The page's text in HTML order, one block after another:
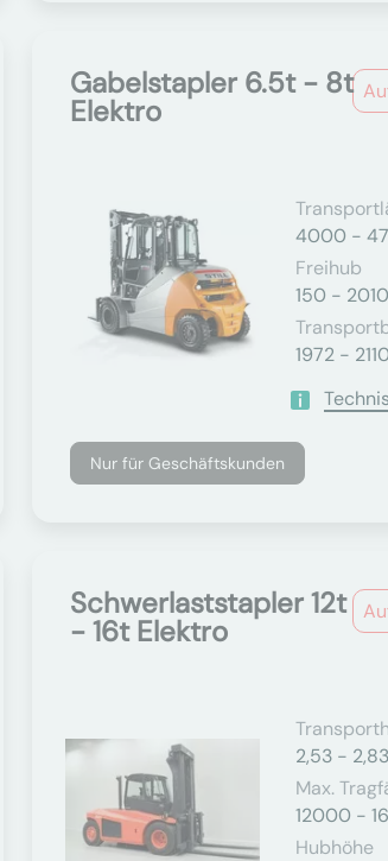
Gabelstapler 6.5t - 8t
Elektro
4000 -
Freihub
150 -
1972 -
Nur für Geschäftskunden
Schwerlaststapler 12t
- 16t Elektro
2,53 -
Max.
12000 -
Hubhöhe